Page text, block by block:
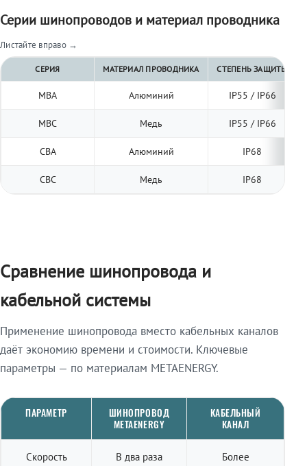
Серии шинопроводов и материал проводника
Листайте вправо →
СЕРИЯ МАТЕРИАЛ ПРОВОДНИКА СТЕПЕНЬ ЗАЩИТЫ
МВА Алюминий IP55 / IP66
МВС Медь IP55 / IP66
СВА Алюминий IP68
СВС Медь IP68
Сравнение шинопровода и
кабельной системы
Применение шинопровода вместо кабельных каналов
даёт экономию времени и стоимости. Ключевые
параметры — по материалам METAENERGY.
ПАРАМЕТР
ШИНОПРОВОД
METAENERGY
КАБЕЛЬНЫЙ
КАНАЛ
Скорость
В два раза
Более